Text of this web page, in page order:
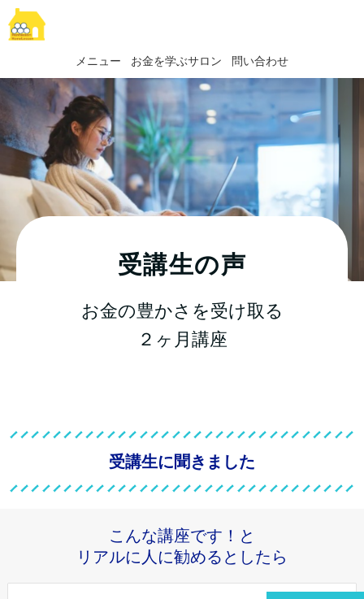
メニュー お金を学ぶサロン 問い合わせ
受講生の声
お金の豊かさを受け取る
２ヶ月講座
受講生に聞きました
こんな講座です！と
リアルに人に勧めるとしたら